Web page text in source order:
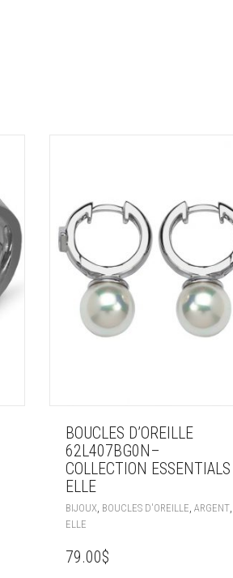
BOUCLES D’OREILLE
62L407BG0N–
COLLECTION
ELLE
BIJOUX BOUCLES D'OREILLE ARGENT,
ELLE
79.00$